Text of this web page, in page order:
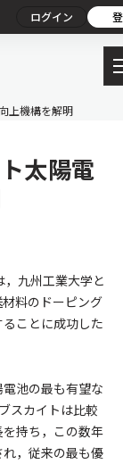
ログイン
上機構を解明
太陽電
，九州工業大学と
料のドーピング
ることに成功した
池の最も有望な
スカイトは比較
持ち，この数年
，従来の最も優